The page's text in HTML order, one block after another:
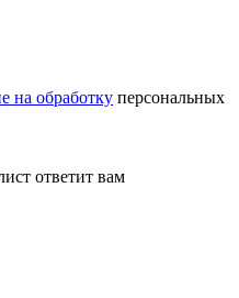
на обработку персональных
ответит вам